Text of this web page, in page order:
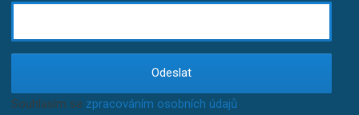
Odeslat
Souhlasím se zpracováním osobních údajů.